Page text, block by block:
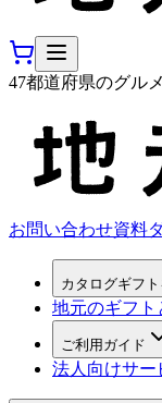
47都道府県のグル
お問い合わせ資料
カタログギフ
地元のギフト
ご利用ガイド
法人向けサー